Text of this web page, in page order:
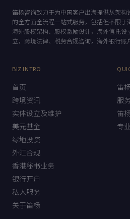
笛杨咨询致力于为中国客户出海提供从架构
的全方面全流程一站式服务，包括但不限于
海外股权架构、股权激励设计，海外信托设
立，跨境法律、税务合规咨询，海外银行账
BIZ INTRO
首页
跨境资讯
实体设立及维护
美元基金
绿地投资
外汇合规
香港秘书业务
银行开户
私人服务
关于笛杨
笛
服
笛
专